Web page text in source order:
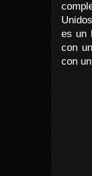
es un
con
con